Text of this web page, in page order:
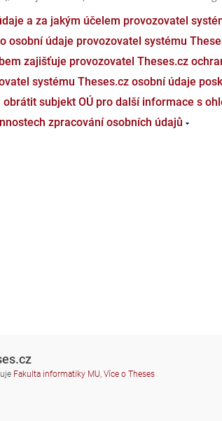
a za jakým účelem provozovatel
osobní údaje provozovatel systému
zajišťuje provozovatel Theses.cz
systému Theses.cz osobní údaje
obrátit subjekt OÚ pro další informace s
zpracování osobních údajů
Fakulta informatiky MU, Více o Theses